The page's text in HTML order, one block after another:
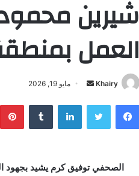
شيرين
العمل
Khairy
أ
ل
ي
مايو 19, 2026
فيسبوك تويتر لينكدإن ‏Tumblr
الصحفي توفيق كرم يشيد بجهود